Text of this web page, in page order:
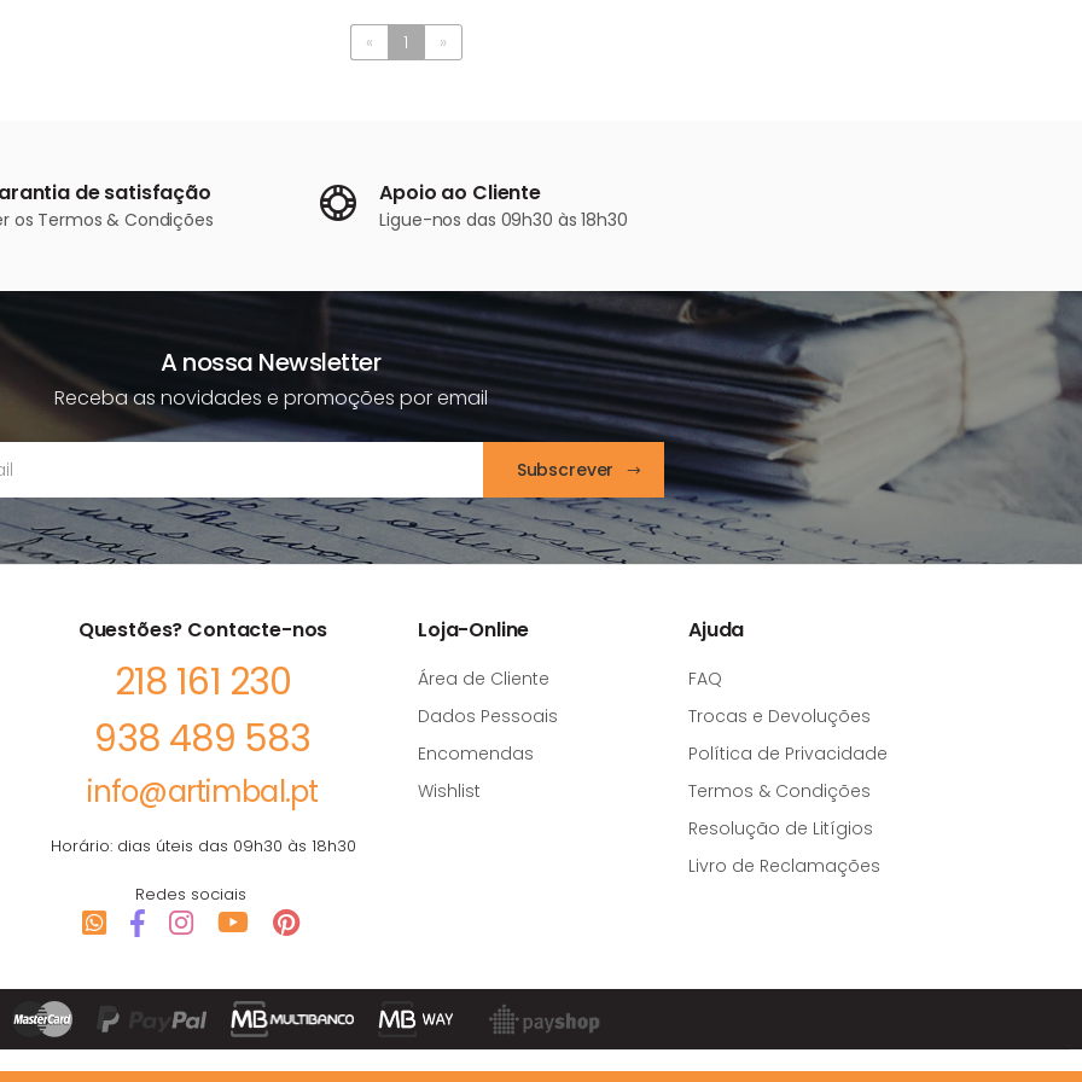
« 1 »
de satisfação
os Termos & Condições
Apoio ao Cliente
Ligue-nos das 09h30 às 18h30
A nossa Newsletter
Receba as novidades e promoções por email
Subscrever
Questões? Contacte-nos
218 161 230
938 489 583
info@artimbal.pt
Horário: dias úteis das 09h30 às 18h30
Redes sociais
Loja-Online
Área de Cliente
Dados Pessoais
Encomendas
Wishlist
Ajuda
FAQ
Trocas e Devoluções
Política de Privacidade
Termos & Condições
Resolução de Litígios
Livro de Reclamações